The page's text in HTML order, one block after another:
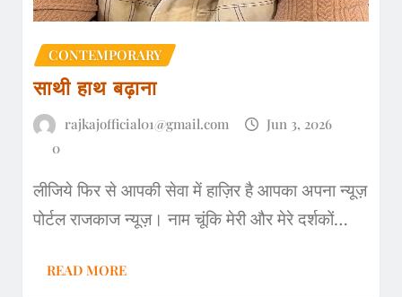
CONTEMPORARY
साथी हाथ बढ़ाना
rajkajofficial01@gmail.com
Jun 3, 2026
0
लीजिये फिर से आपकी सेवा में हाज़िर है आपका अपना न्यूज़
पोर्टल राजकाज न्यूज़। नाम चूंकि मेरी और मेरे दर्शकों…
READ MORE